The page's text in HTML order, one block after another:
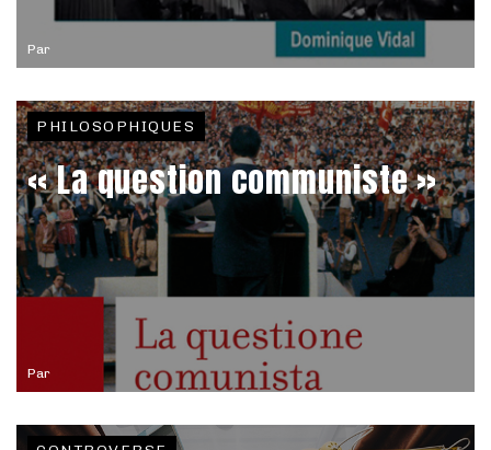
Par
Par
PHILOSOPHIQUES
« La question communiste »